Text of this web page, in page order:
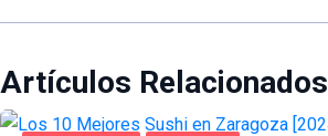
Artículos Relacionados